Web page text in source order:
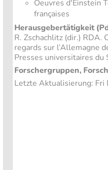
Oeuvres d'Einstein
françaises
Herausgebertätigkeit
R. Zschachlitz (dir.)
regards sur l’Allemagne
Presses universitaires
Forschergruppen,
Letzte Aktualisierung: